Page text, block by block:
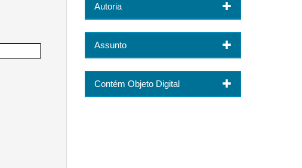
Autoria
Assunto
Contém Objeto Digital